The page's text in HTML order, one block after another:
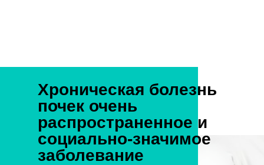
Хроническая болезнь
почек очень
распространенное и
социально-значимое
заболевание